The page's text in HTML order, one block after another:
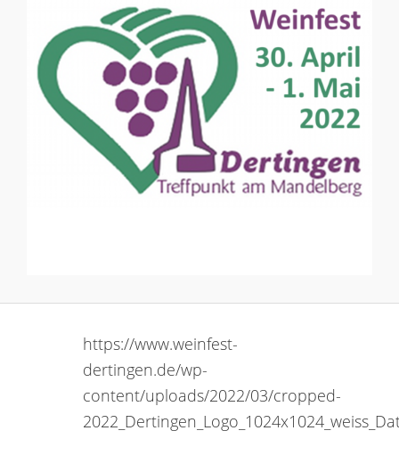
https://www.weinfest-
dertingen.de/wp-
content/uploads/2022/03/cropped-